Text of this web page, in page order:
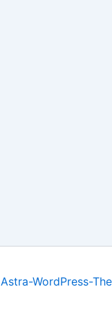
Astra-WordPress-